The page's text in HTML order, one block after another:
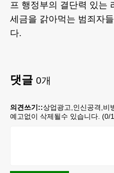
프 행정부의 결단력 있는
세금을 갉아먹는 범죄자
다.
댓글 0개
의견쓰기::상업광고,인신공격,비
예고없이 삭제될수 있습니다. (0/